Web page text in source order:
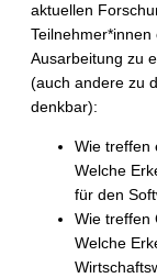
aktuellen
Ausarbeitung zu
(auch andere zu
denkbar):
Wie treffen
Welche
für den
Wie treffen
Welche